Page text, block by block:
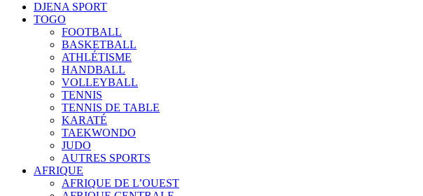
DJENA SPORT
TOGO
FOOTBALL
BASKETBALL
ATHLÉTISME
HANDBALL
VOLLEYBALL
TENNIS
TENNIS DE TABLE
KARATÉ
TAEKWONDO
JUDO
AUTRES SPORTS
AFRIQUE
AFRIQUE DE L’OUEST